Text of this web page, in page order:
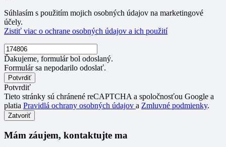
Súhlasím s použitím mojich osobných údajov na marketingové
účely.
Zistiť viac o ochrane osobných údajov a ich použití
Ďakujeme, formulár bol odoslaný.
Formulár sa nepodarilo odoslať.
Potvrdiť
Tieto stránky sú chránené reCAPTCHA a spoločnosťou Google a
platia Pravidlá ochrany osobných údajov a Zmluvné podmienky.
Zatvoriť
Mám záujem, kontaktujte ma